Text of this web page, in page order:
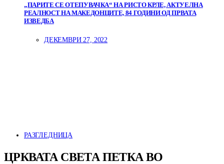
„ПАРИТЕ СЕ ОТЕПУВАЧКА“ НА РИСТО КРЛЕ, АКТУЕЛНА
РЕАЛНОСТ НА МАКЕДОНЦИТЕ, 84 ГОДИНИ ОД ПРВАТА
ИЗВЕДБА
ДЕКЕМВРИ 27, 2022
РАЗГЛЕДНИЦА
ЦРКВАТА СВЕТА ПЕТКА ВО